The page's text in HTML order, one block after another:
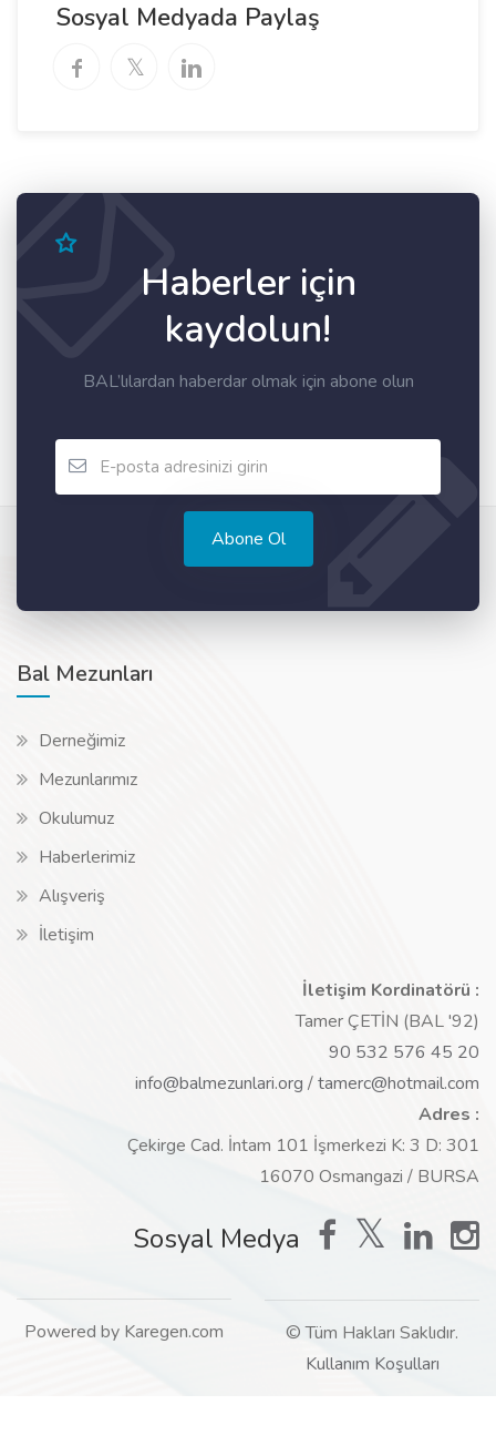
Sosyal Medyada Paylaş
Haberler için
kaydolun!
BAL’lılardan haberdar olmak için abone olun
Abone Ol
Bal Mezunları
Derneğimiz
Mezunlarımız
Okulumuz
Haberlerimiz
Alışveriş
İletişim
İletişim Kordinatörü :
Tamer ÇETİN (BAL '92)
90 532 576 45 20
info@balmezunlari.org /tamerc@hotmail.com
Adres :
Çekirge Cad. İntam 101 İşmerkezi K: 3 D: 301
16070 Osmangazi / BURSA
Sosyal Medya
Powered by Karegen.com
© Tüm Hakları Saklıdır.
Kullanım Koşulları